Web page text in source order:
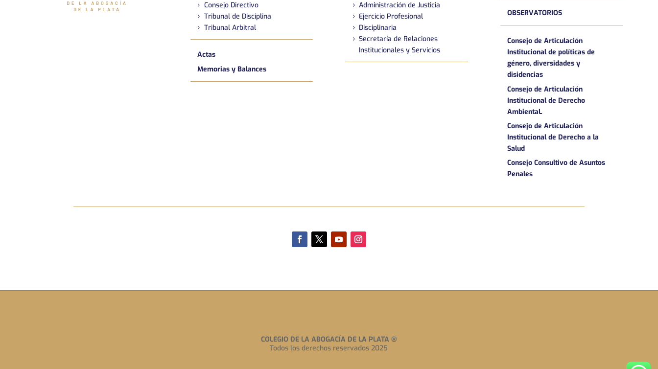
Consejo Directivo
Tribunal de Disciplina
Tribunal Arbitral
Actas
Memorias y Balances
Administración de Justicia
Ejercicio Profesional
Disciplinaria
Secretaría de Relaciones
Institucionales y Servicios
OBSERVATORIOS
Consejo de Articulación
Institucional de políticas de
género, diversidades y
disidencias
Consejo de Articulación
Institucional de Derecho
AmbientaL
Consejo de Articulación
Institucional de Derecho a la
Salud
Consejo Consultivo de Asuntos
Penales
COLEGIO DE LA ABOGACÍA DE LA PLATA®
Todos los derechos reservados 2025